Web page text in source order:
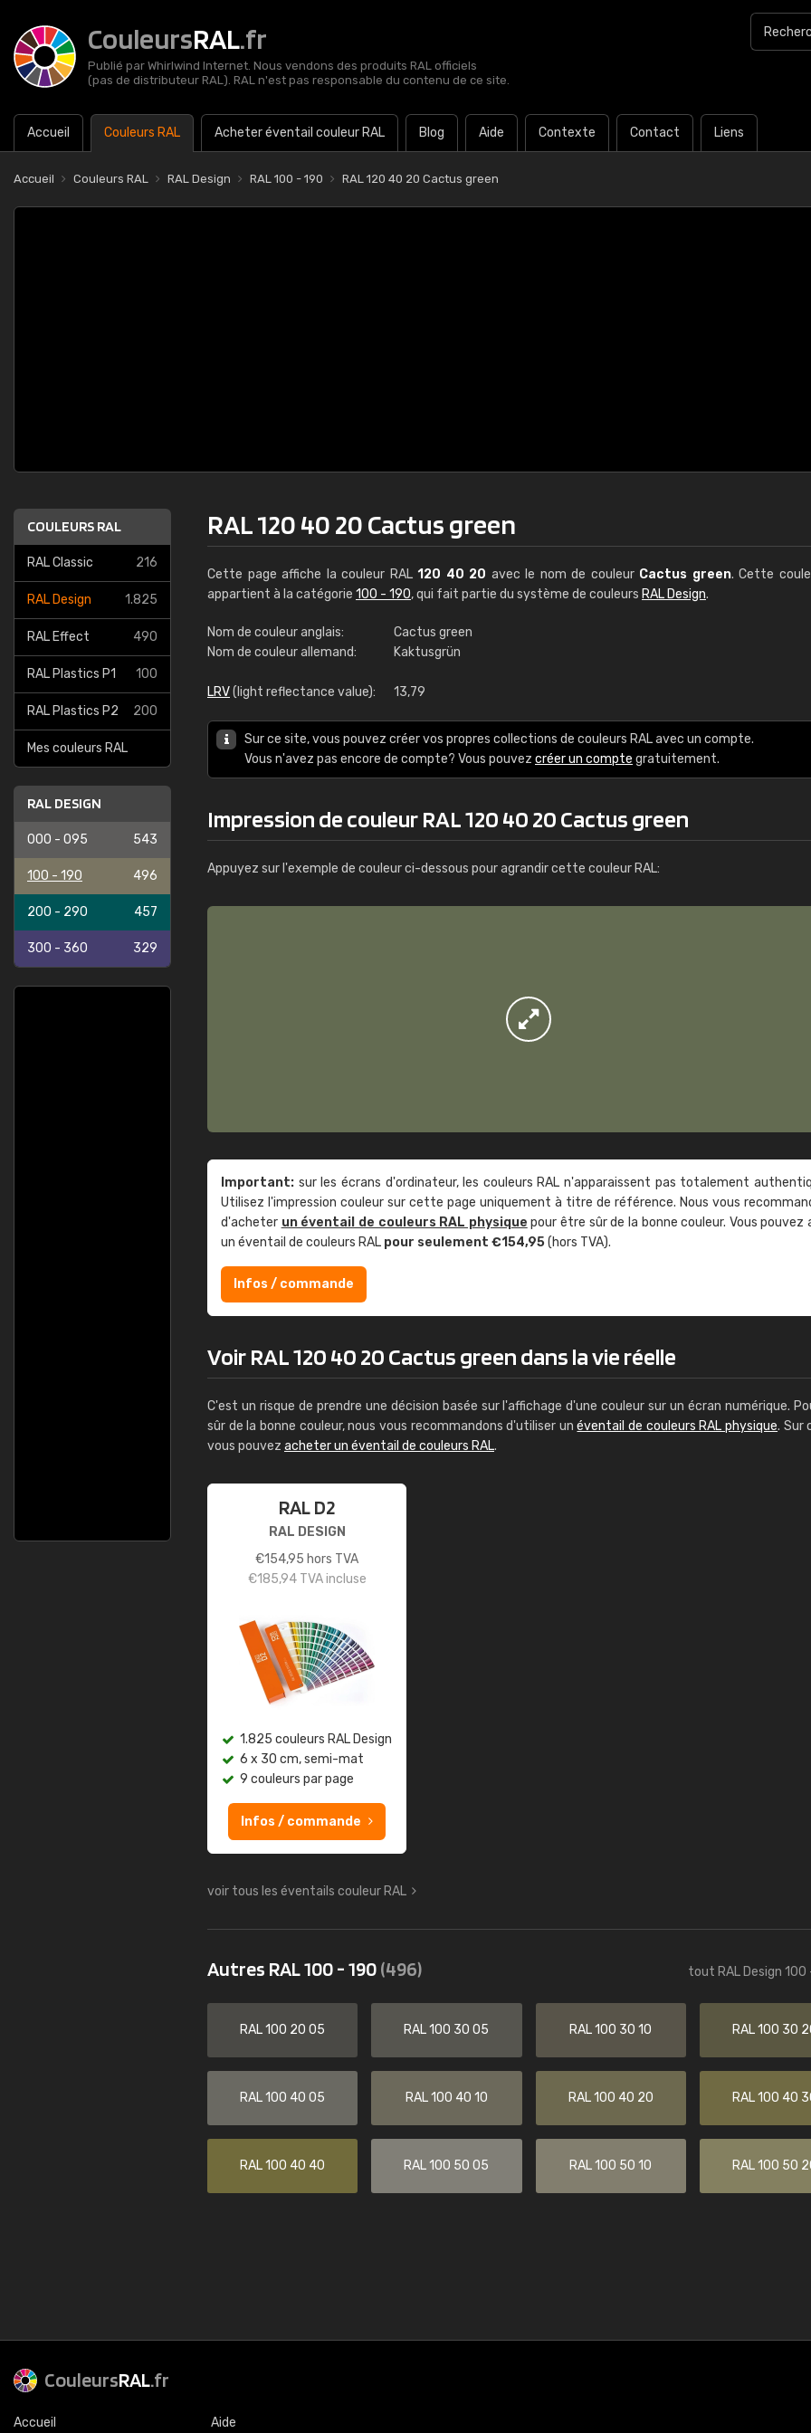
CouleursRAL.fr
Publié par Whirlwind Internet. Nous vendons des produits RAL officiels
(pas de distributeur RAL). RAL n'est pas responsable du contenu de ce site.
Accueil Couleurs RAL Acheter éventail couleur RAL Blog Aide Contexte Contact Liens
Accueil Couleurs RAL RAL Design RAL 100 - 190 RAL 120 40 20 Cactus green
COULEURS RAL
RAL Classic 216
RAL Design 1.825
RAL Effect 490
RAL Plastics P1 100
RAL Plastics P2 200
Mes couleurs RAL
RAL DESIGN
000 - 095 543
100 - 190 496
200 - 290 457
300 - 360 329
RAL 120 40 20 Cactus green
Cette page affiche la couleur RAL 120 40 20 avec le nom de couleur Cactus green. Cette
appartient à la catégorie 100 - 190, qui fait partie du système de couleurs RAL Design.
Nom de couleur anglais:
Cactus green
Nom de couleur allemand:
Kaktusgrün
LRV(light reflectance value): 13,79
Sur ce site, vous pouvez créer vos propres collections de couleurs RAL avec un compte.
Vous n'avez pas encore de compte? Vous pouvez créer un compte gratuitement.
Impression de couleur RAL 120 40 20 Cactus green
Appuyez sur l'exemple de couleur ci-dessous pour agrandir cette couleur RAL:
Important: sur les écrans d'ordinateur, les couleurs RAL n'apparaissent pas totalement
Utilisez l'impression couleur sur cette page uniquement à titre de référence. Nous vous
d'acheter un éventail de couleurs RAL physique pour être sûr de la bonne couleur. Vous pouvez
un éventail de couleurs RAL pour seulement €154,95(hors TVA).
Infos / commande
Voir RAL 120 40 20 Cactus green dans la vie réelle
C'est un risque de prendre une décision basée sur l'affichage d'une couleur sur un écran numérique.
sûr de la bonne couleur, nous vous recommandons d'utiliser unéventail de couleurs RAL physique. Sur
vous pouvez acheter un éventail de couleurs RAL.
RAL D2
RAL DESIGN
€154,95 hors TVA
€185,94TVA incluse
1.825 couleurs RAL Design
6 x 30 cm, semi-mat
9 couleurs par page
Infos / commande
voir tous les éventails couleur RAL
Autres RAL 100 - 190(496) tout RAL Design 100
RAL 100 20 05 RAL 100 30 05 RAL 100 30 10 RAL 100 30
RAL 100 40 05 RAL 100 40 10 RAL 100 40 20 RAL 100 40
RAL 100 40 40 RAL 100 50 05 RAL 100 50 10 RAL 100 50
RAL K7 à base d'eau
216 couleurs RAL Classic
Infos / commande
RAL K7
216 couleurs RAL
Infos / commande
Guillaume Euvrard
"Le site ne permet pas de voir clairement quels
sont les produits disponibles. Il y a plusieurs
palettes de couleurs: Classic, Design, etc. On ne
Christian
CouleursRAL.fr
Accueil Aide